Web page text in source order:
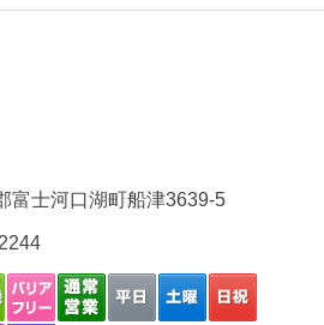
富士河口湖町船津3639-5